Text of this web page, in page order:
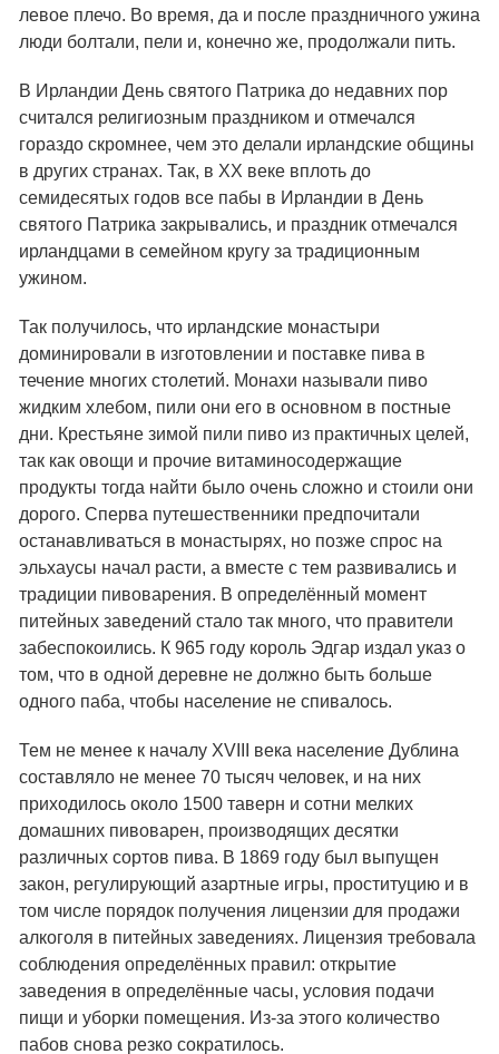
левое плечо. Во время, да и после праздничного ужина
люди болтали, пели и, конечно же, продолжали пить.
В Ирландии День святого Патрика до недавних пор
считался религиозным праздником и отмечался
гораздо скромнее, чем это делали ирландские общины
в других странах. Так, в XX веке вплоть до
семидесятых годов все пабы в Ирландии в День
святого Патрика закрывались, и праздник отмечался
ирландцами в семейном кругу за традиционным
ужином.
Так получилось, что ирландские монастыри
доминировали в изготовлении и поставке пива в
течение многих столетий. Монахи называли пиво
жидким хлебом, пили они его в основном в постные
дни. Крестьяне зимой пили пиво из практичных целей,
так как овощи и прочие витаминосодержащие
продукты тогда найти было очень сложно и стоили они
дорого. Сперва путешественники предпочитали
останавливаться в монастырях, но позже спрос на
эльхаусы начал расти, а вместе с тем развивались и
традиции пивоварения. В определённый момент
питейных заведений стало так много, что правители
забеспокоились. К 965 году король Эдгар издал указ о
том, что в одной деревне не должно быть больше
одного паба, чтобы население не спивалось.
Тем не менее к началу XVIII века население Дублина
составляло не менее 70 тысяч человек, и на них
приходилось около 1500 таверн и сотни мелких
домашних пивоварен, производящих десятки
различных сортов пива. В 1869 году был выпущен
закон, регулирующий азартные игры, проституцию и в
том числе порядок получения лицензии для продажи
алкоголя в питейных заведениях. Лицензия требовала
соблюдения определённых правил: открытие
заведения в определённые часы, условия подачи
пищи и уборки помещения. Из-за этого количество
пабов снова резко сократилось.